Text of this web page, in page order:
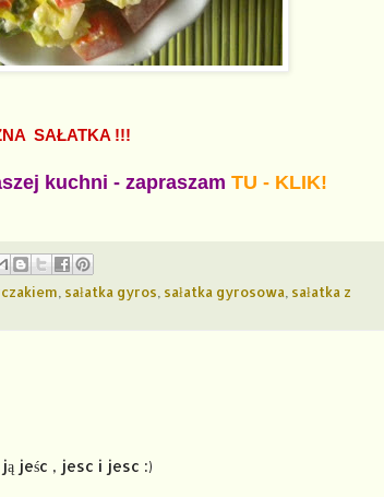
SAŁATKA !!!
kuchni - zapraszam TU - KLIK!
sałatka gyros sałatka gyrosowa sałatka z
jeśc , jesc i jesc :)